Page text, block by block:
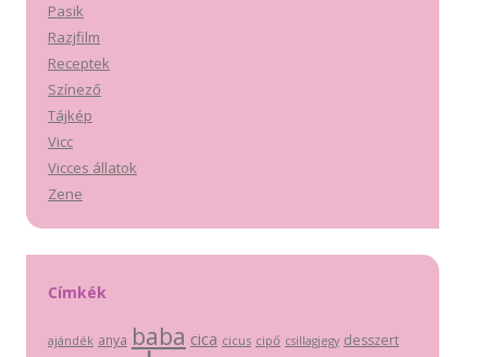
Pasik
Razjfilm
Receptek
Színező
Tájkép
Vicc
Vicces állatok
Zene
Címkék
ajándék anya baba cica cicus cipő csillagjegy desszert